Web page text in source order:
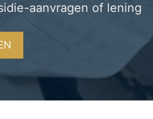
aanvragen of lening